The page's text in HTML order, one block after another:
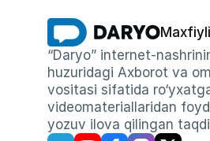
“Daryo” internet-
huzuridagi Axborot va
vositasi sifatida
videomateriallaridan
yozuv ilova qilingan